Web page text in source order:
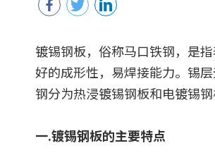
镀锡钢板，俗称马口铁钢，是
好的成形性，易焊接能力。锡
钢分为热浸镀锡钢板和电镀锡
一.镀锡钢板的主要特点